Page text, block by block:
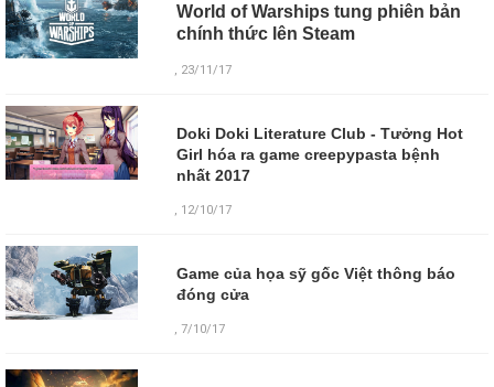
World of Warships tung phiên bản
chính thức lên Steam
, 23/11/17
Doki Doki Literature Club - Tưởng Hot
Girl hóa ra game creepypasta bệnh
nhất 2017
, 12/10/17
Game của họa sỹ gốc Việt thông báo
đóng cửa
, 7/10/17